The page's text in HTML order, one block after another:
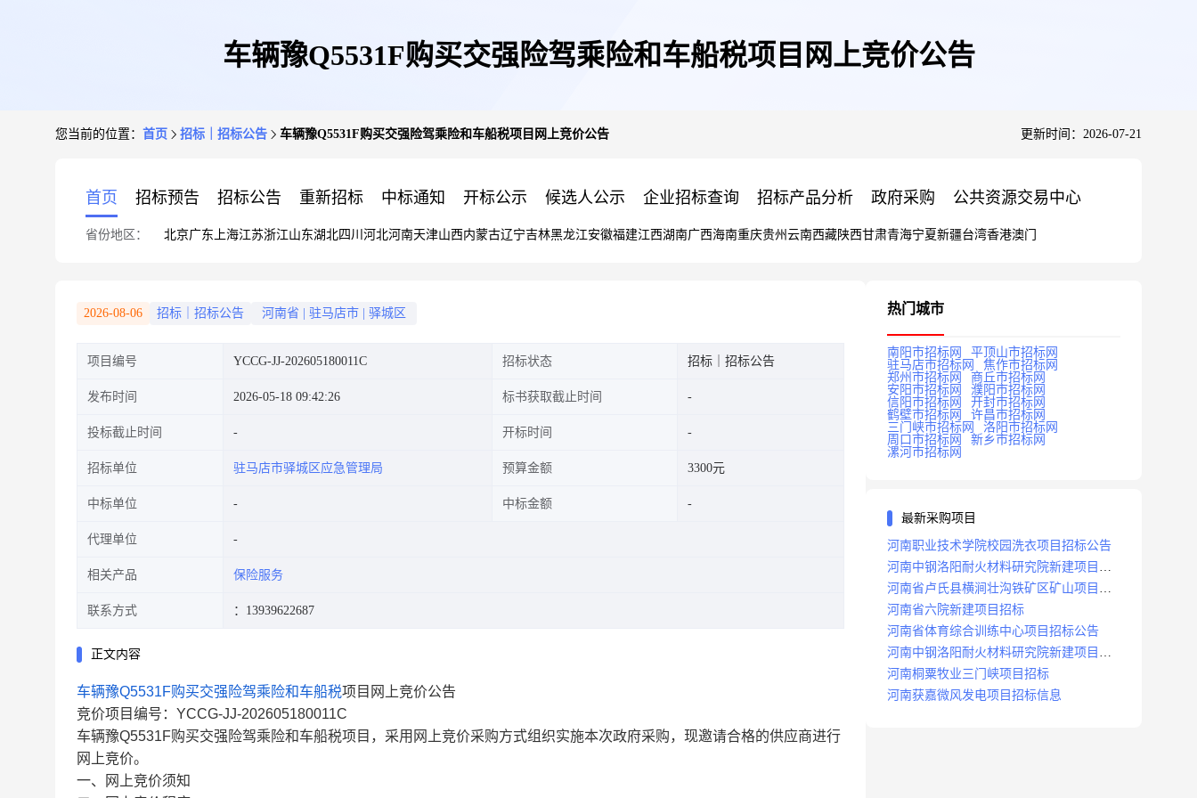
车辆豫Q5531F购买交强险驾乘险和车船税项目网上竞价公告
您当前的位置： 首页 招标｜招标公告 车辆豫Q5531F购买交强险驾乘险和车船税项目网上竞价公告 更新时间：2026-07-21
首页 招标预告 招标公告 重新招标 中标通知 开标公示 候选人公示 企业招标查询 招标产品分析 政府采购 公共资源交易中心
省份地区： 北京广东 上海江苏浙江山东湖北四川 河北河南天津山西内蒙古辽宁吉林黑龙江安徽福建江西湖南广西海南重庆贵州 云南西藏陕西甘肃青海宁夏新疆台湾香港澳门
2026-08-06 招标｜招标公告 河南省 驻马店市 驿城区
项目编号 YCCG-JJ-202605180011C 招标状态 招标｜招标公告
发布时间 2026-05-18 09:42:26 标书获取截止时间
投标截止时间 开标时间
招标单位 驻马店市驿城区应急管理局 预算金额 3300元
中标单位 中标金额
代理单位
相关产品 保险服务
联系方式 ：13939622687
正文内容
车辆豫Q5531F购买交强险驾乘险和车船税项目网上竞价公告
竞价项目编号：YCCG-JJ-202605180011C
车辆豫Q5531F购买交强险驾乘险和车船税项目，采用网上竞价采购方式组织实施本次政府采购，现邀请合格的供应商进行
网上竞价。
一、网上竞价须知
热门城市
南阳市招标网
平顶山市招标网
驻马店市招标网
焦作市招标网
郑州市招标网
商丘市招标网
安阳市招标网
濮阳市招标网
信阳市招标网
开封市招标网
鹤壁市招标网
许昌市招标网
三门峡市招标网
洛阳市招标网
周口市招标网
新乡市招标网
漯河市招标网
最新采购项目
河南职业技术学院校园洗衣项目招标公告
河南中钢洛阳耐火材料研究院新建项目招
标
河南省卢氏县横涧壮沟铁矿区矿山项目招
标公告
河南省六院新建项目招标
河南省体育综合训练中心项目招标公告
河南中钢洛阳耐火材料研究院新建项目招
标
河南桐粟牧业三门峡项目招标
河南获嘉微风发电项目招标信息